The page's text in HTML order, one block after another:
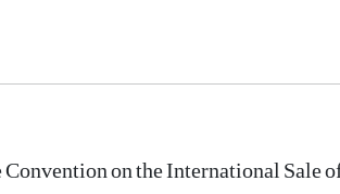
on the International Sale